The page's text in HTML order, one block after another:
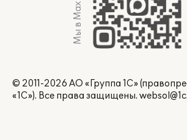
Мы в Max
© 2011-2026 АО «Группа 1С»
«1С»). Все права защищены.